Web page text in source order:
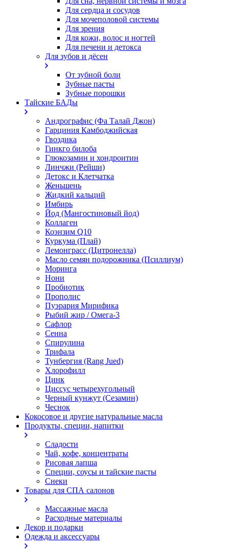
Для сердца и сосудов
Для мочеполовой системы
Для зрения
Для кожи, волос и ногтей
Для печени и детокса
Для зубов и дёсен
От зубной боли
Зубные пасты
Зубные порошки
Тайские БАДы
Андрографис (Фа Талай Джон)
Гарциния Камбоджийская
Гвоздика
Гинкго билоба
Глюкозамин и хондроитин
Линчжи (Рейши)
Детокс и Клетчатка
Женьшень
Жидкий кальций
Имбирь
Йод (Мангостиновый йод)
Коллаген
Коэнзим Q10
Куркума (Плай)
Лемонграсс (Цитронелла)
Масло семян подорожника (Псиллиум)
Моринга
Нони
Пробиотик
Прополис
Пуэрария Мирифика
Рыбий жир / Омега-3
Сафлор
Сенна
Спирулина
Трифала
Тунбергия (Rang Jued)
Хлорофилл
Цинк
Циссус четырехугольный
Черный кунжут (Сезамин)
Чеснок
Кокосовое и другие натуральные масла
Продукты, специи, напитки
Сладости
Чай, кофе, концентраты
Рисовая лапша
Специи, соусы и тайские пасты
Снеки
Товары для СПА салонов
Массажные масла
Расходные материалы
Декор и подарки
Одежда и аксессуары